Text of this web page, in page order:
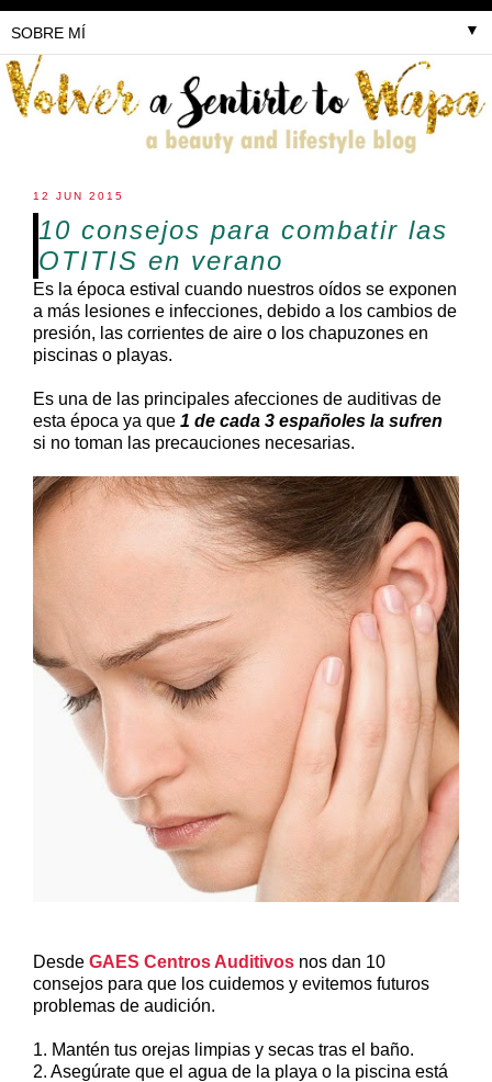
▼
12 JUN 2015
10 consejos para combatir las
OTITIS en verano
Es la época estival cuando nuestros oídos se exponen
a más lesiones e infecciones, debido a los cambios de
presión, las corrientes de aire o los chapuzones en
piscinas o playas.
Es una de las principales afecciones de auditivas de
esta época ya que 1 de cada 3 españoles la sufren
si no toman las precauciones necesarias.
Desde GAES Centros Auditivos nos dan 10
consejos para que los cuidemos y evitemos futuros
problemas de audición.
1. Mantén tus orejas limpias y secas tras el baño.
2. Asegúrate que el agua de la playa o la piscina está